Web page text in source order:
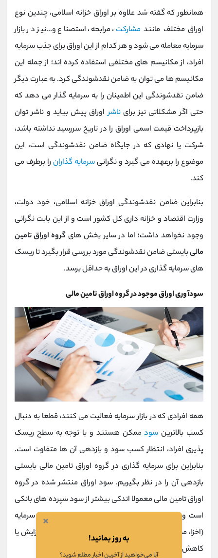
همانطور که گفته شد علاوه بر اوراق خزانه اسلامی، چندین نوع
اوراق مختلف مانندمشارکت ، مرابحه، استصناع و...نیز در بازار
سرمایه معامله می شود و هر کدام از این اوراق برای جذب سرمایه
افراد، از مکانیسم های مختلفی استفاده کرده اند؛ از جمله این
مکانیسم ها می توان به ضامن نقدشوندگی کرد. به عبارت دیگر
ضامن نقدشوندگی این اطمینان را به سرمایه گذار می دهد که
حتی اگر مشکلاتی نیز برایناشراوراق پیش بیاید و ناشر توان
بازپرداخت قیمت اسمی اوراق را در تاریخ سررسید نداشته باشد،
شرکت یا نهادی که در جایگاه ضامن نقدشوندگی است، این
موضوع را برعهده می گیرد و نگرانیسرمایه گذاران را برطرف می
کند.
بنابراین ضامن نقدشوندگی اوراق خزانه اسلامی، خود دولت،
وزارت اقتصاد و خزانه داری کل کشور است و از این بابت نگرانی
وجود نخواهد داشت؛ اما در سایر بخش هایگروه اوراق تامین
مالیبایستی ضامن نقدشوندگی مورد بررسی قرار بگیرد تا ریسک
های سرمایه گذاری در این اوراق به حداقل برسد.
سودآوری اوراق موجود در گروه اوراق تامین مالی
همه افرادی که در بازار سرمایه فعالیت می کنند، قطعا به دنبال
کسب بالاترین سودممکن هستند و با توجه به سطح ریسک
پذیری افراد، انتظار کسب سود و بازدهی آن ها متفاوت است.
بنابراین برای سرمایه گذاری در گروه اوراق تامین مالی بایستی
بازدهی آن را در نظر بگیریم. سود اوراق منتشر شده در گروه
اوراق تامین مالی معمولا اندکی بیشتر از سود سپرده های بانکی
است و با توجه به نوع اوراق های مورد معامله در بازار سرمایه
(اخزا، مشارکت، مرابحه و...) این بازدهی می تواند کمی افزایش یا
کاهش داشته باشد.
×
به روز بمانید!
آیا می‌خواهید از آخرین اخبار مطلع شوید؟